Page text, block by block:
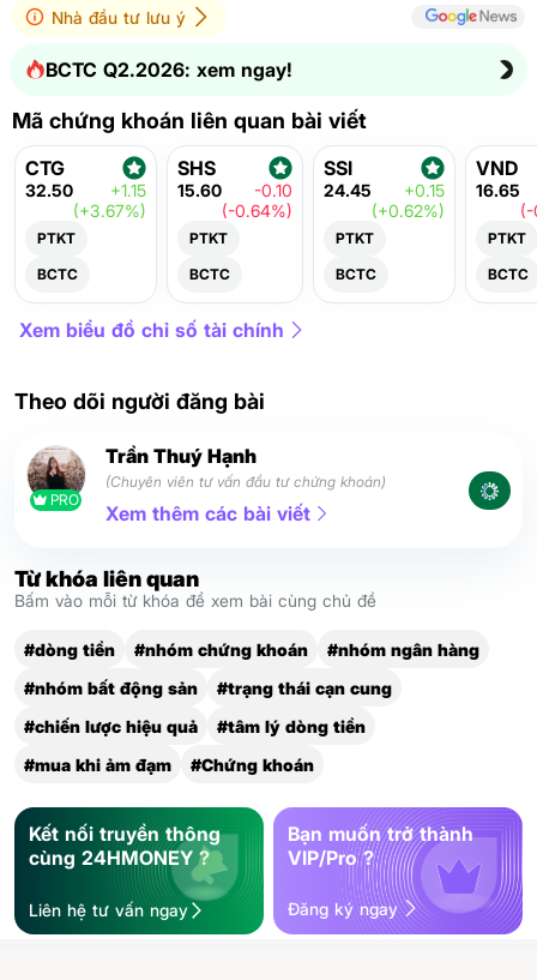
Nhà đầu tư lưu ý
BCTC Q2.2026: xem ngay!
Mã chứng khoán liên quan bài viết
CTG
32.50
+1.15
(+3.67%)
PTKT
BCTC
SHS
15.60
-0.10
(-0.64%)
PTKT
BCTC
SSI
24.45
+0.15
(+0.62%)
PTKT
BCTC
VND
16.65
(-
PTKT
BCTC
Xem biểu đồ chỉ số tài chính
Theo dõi người đăng bài
PRO
Trần Thuý Hạnh
(Chuyên viên tư vấn đầu tư chứng khoán)
Xem thêm các bài viết
Từ khóa liên quan
Bấm vào mỗi từ khóa để xem bài cùng chủ đề
#dòng tiền #nhóm chứng khoán
#nhóm ngân hàng
#nhóm bất động sản
#trạng thái cạn cung
#chiến lược hiệu quả
#tâm lý dòng tiền
#mua khi ảm đạm
#Chứng khoán
Kết nối truyền thông
cùng 24HMONEY ?
Liên hệ tư vấn ngay
Bạn muốn trở thành
VIP/Pro ?
Đăng ký ngay